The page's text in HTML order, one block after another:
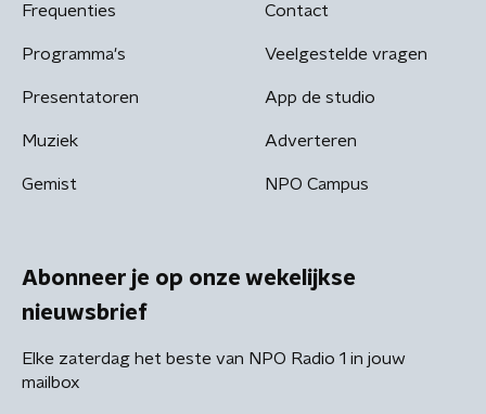
Frequenties
Programma's
Presentatoren
Muziek
Gemist
Contact
Veelgestelde vragen
App de studio
Adverteren
NPO Campus
Abonneer je op onze wekelijkse
nieuwsbrief
Elke zaterdag het beste van NPO Radio 1 in jouw
mailbox